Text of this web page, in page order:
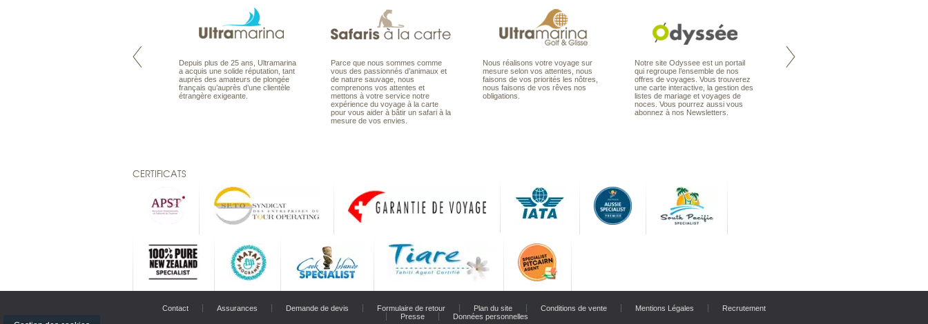
Maldives à la Carte propose tous
Depuis plus de 25 ans, Ultramarina
a acquis une solide réputation, tant
auprès des amateurs de plongée
français qu’auprès d’une clientèle
étrangère exigeante.
Parce que nous sommes comme
vous des passionnés d’animaux et
de nature sauvage, nous
comprenons vos attentes et
mettons à votre service notre
expérience du voyage à la carte
pour vous aider à bâtir un safari à la
mesure de vos envies.
Nous réalisons votre voyage sur
mesure selon vos attentes, nous
faisons de vos priorités les nôtres,
nous faisons de vos rêves nos
obligations.
Notre site Odyssee est un portail
qui regroupe l’ensemble de nos
offres de voyages. Vous trouverez
une carte interactive, la gestion des
listes de mariage et voyages de
noces. Vous pourrez aussi vous
abonnez à nos Newsletters.
Nouvelle-Zélande à la carte
organise votre séjour en Nouvelle-
CERTIFICATS
Contact Assurances Demande de devis Formulaire de retour Plan du site Conditions de vente Mentions Légales
Recrutement
Presse
Données personnelles